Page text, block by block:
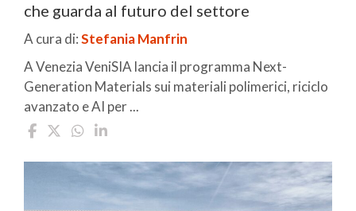
che guarda al futuro del settore
A cura di:Stefania Manfrin
A Venezia VeniSIA lancia il programma Next-
Generation Materials sui materiali polimerici, riciclo
avanzato e AI per ...